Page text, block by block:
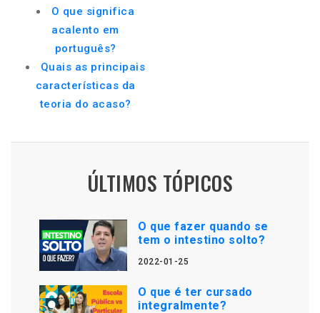
O que significa
acalento em
português?
Quais as principais
características da
teoria do acaso?
ÚLTIMOS TÓPICOS
O que fazer quando se
tem o intestino solto?
2022-01-25
O que é ter cursado
integralmente?